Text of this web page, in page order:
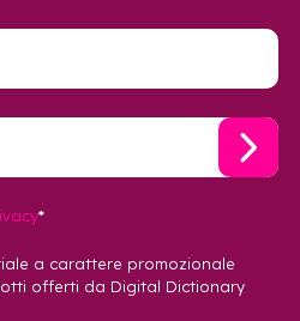
*
a carattere promozionale
offerti da Digital Dictionary